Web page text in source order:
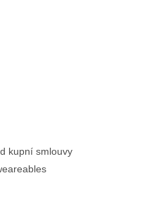
kupní smlouvy